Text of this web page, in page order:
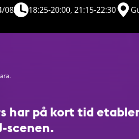
08 18:25-20:00, 21:15-22:30
har på kort tid
scenen.